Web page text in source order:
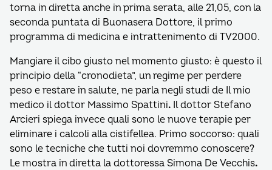
torna in diretta anche in prima serata, alle 21,05, con la
seconda puntata di Buonasera Dottore, il primo
programma di medicina e intrattenimento di TV2000.
Mangiare il cibo giusto nel momento giusto: è questo il
principio della “cronodieta”, un regime per perdere
peso e restare in salute, ne parla negli studi de Il mio
medico il dottor Massimo Spattini. Il dottor Stefano
Arcieri spiega invece quali sono le nuove terapie per
eliminare i calcoli alla cistifellea. Primo soccorso: quali
sono le tecniche che tutti noi dovremmo conoscere?
Le mostra in diretta la dottoressa Simona De Vecchis.